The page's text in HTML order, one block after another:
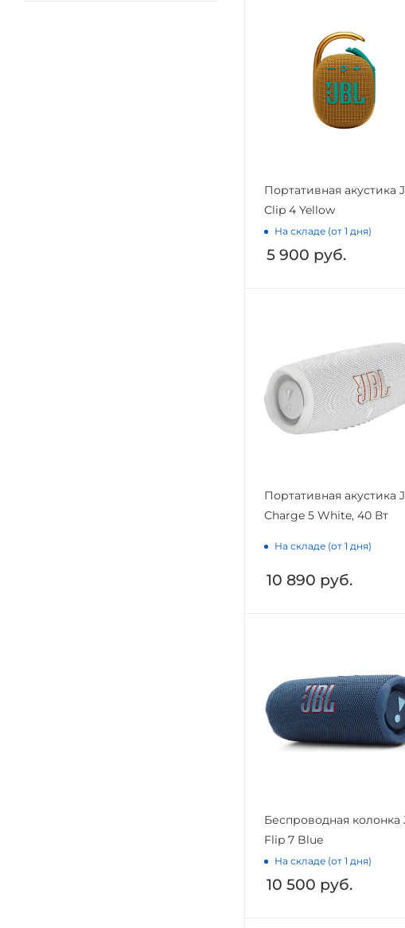
Портативная акустика
Clip 4 Yellow
На складе (от 1 дня)
5 900 руб.
Портативная акустика
Charge 5 White, 40 Вт
На складе (от 1 дня)
10 890 руб.
Беспроводная колонка
Flip 7 Blue
На складе (от 1 дня)
10 500 руб.